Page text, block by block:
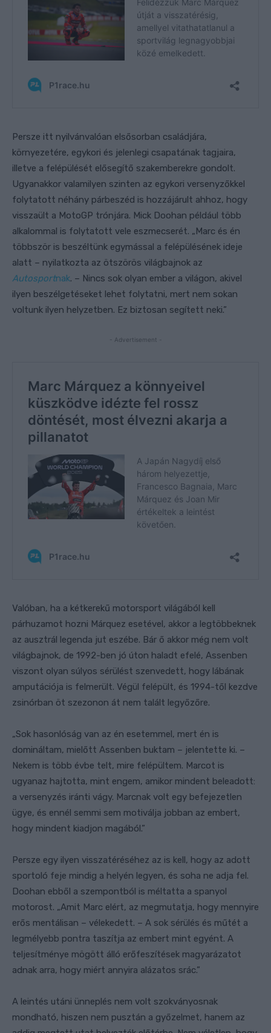
Persze itt nyilvánvalóan elsősorban családjára,
környezetére, egykori és jelenlegi csapatának tagjaira,
illetve a felépülését elősegítő szakemberekre gondolt.
Ugyanakkor valamilyen szinten az egykori versenyzőkkel
folytatott néhány párbeszéd is hozzájárult ahhoz, hogy
visszaült a MotoGP trónjára. Mick Doohan például több
alkalommal is folytatott vele eszmecserét. „Marc és én
többször is beszéltünk egymással a felépülésének ideje
alatt – nyilatkozta az ötszörös világbajnok az
Autosportnak. – Nincs sok olyan ember a világon, akivel
ilyen beszélgetéseket lehet folytatni, mert nem sokan
voltunk ilyen helyzetben. Ez biztosan segített neki.”
- Advertisement -
Valóban, ha a kétkerekű motorsport világából kell
párhuzamot hozni Márquez esetével, akkor a legtöbbeknek
az ausztrál legenda jut eszébe. Bár ő akkor még nem volt
világbajnok, de 1992-ben jó úton haladt efelé, Assenben
viszont olyan súlyos sérülést szenvedett, hogy lábának
amputációja is felmerült. Végül felépült, és 1994-től kezdve
zsinórban öt szezonon át nem talált legyőzőre.
„Sok hasonlóság van az én esetemmel, mert én is
domináltam, mielőtt Assenben buktam – jelentette ki. –
Nekem is több évbe telt, mire felépültem. Marcot is
ugyanaz hajtotta, mint engem, amikor mindent beleadott:
a versenyzés iránti vágy. Marcnak volt egy befejezetlen
ügye, és ennél semmi sem motiválja jobban az embert,
hogy mindent kiadjon magából.”
Persze egy ilyen visszatéréséhez az is kell, hogy az adott
sportoló feje mindig a helyén legyen, és soha ne adja fel.
Doohan ebből a szempontból is méltatta a spanyol
motorost. „Amit Marc elért, az megmutatja, hogy mennyire
erős mentálisan – vélekedett. – A sok sérülés és műtét a
legmélyebb pontra taszítja az embert mint egyént. A
teljesítménye mögött álló erőfeszítések magyarázatot
adnak arra, hogy miért annyira alázatos srác.”
A leintés utáni ünneplés nem volt szokványosnak
mondható, hiszen nem pusztán a győzelmet, hanem az